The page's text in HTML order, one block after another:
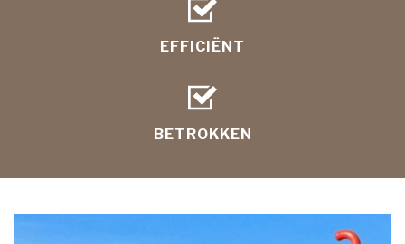
EFFICIËNT
BETROKKEN